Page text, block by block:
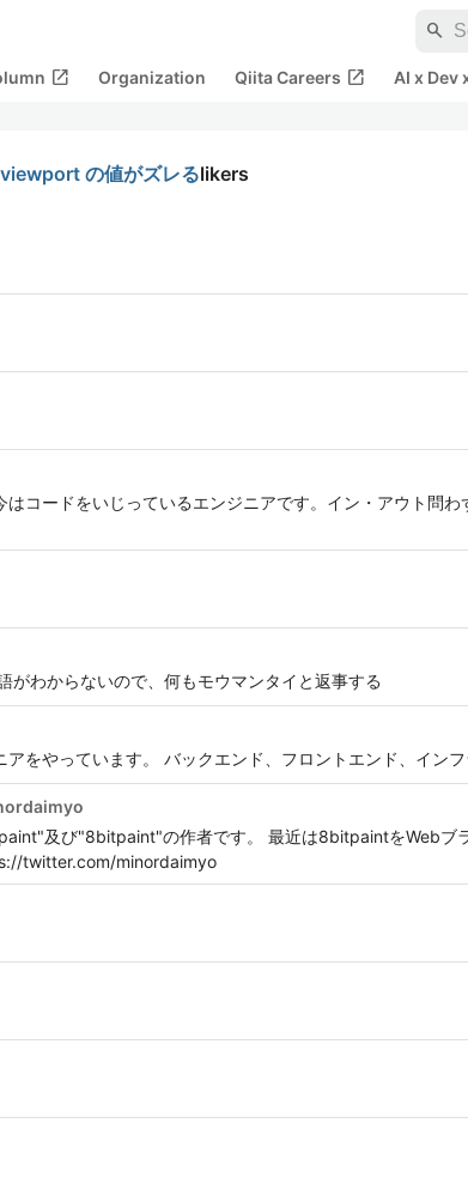
search
open_in_new Organization Qiita Careers open_in_new AI x Dev
の値がズレるlikers
コードをいじっているエンジニアです。イン・アウト問
がわからないので、何もモウマンタイと返事する
をやっています。 バックエンド、フロントエンド、インフ
及び"8bitpaint"の作者です。 最近は8bitpaintをWebブ
twitter.com/minordaimyo